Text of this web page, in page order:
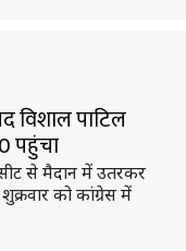
विशाल पाटिल
पहुंचा
से मैदान में उतरकर
को कांग्रेस में